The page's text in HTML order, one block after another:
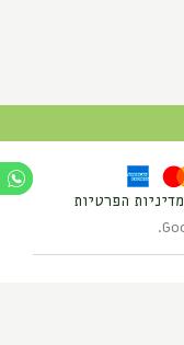
מדיניות הפרטיות